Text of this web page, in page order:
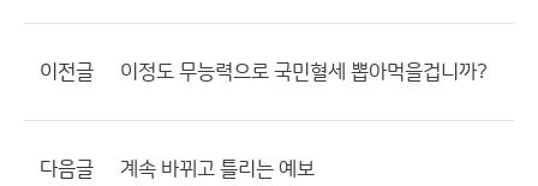
이전글 이정도 무능력으로 국민혈세 뽑아먹을겁니까?
다음글 계속 바뀌고 틀리는 예보